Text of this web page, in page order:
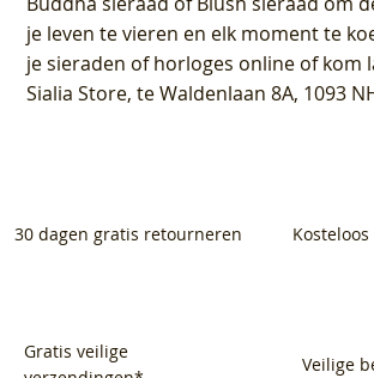
je leven te vieren en elk moment te
je sieraden of horloges online of kom
Sialia Store, te Waldenlaan 8A, 1093
30 dagen gratis retourneren
Gratis veilige
Veilige